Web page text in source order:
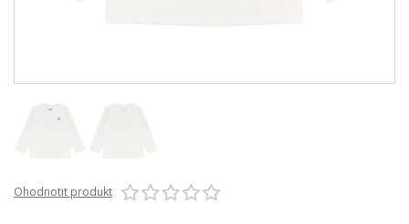
Ohodnotit produkt